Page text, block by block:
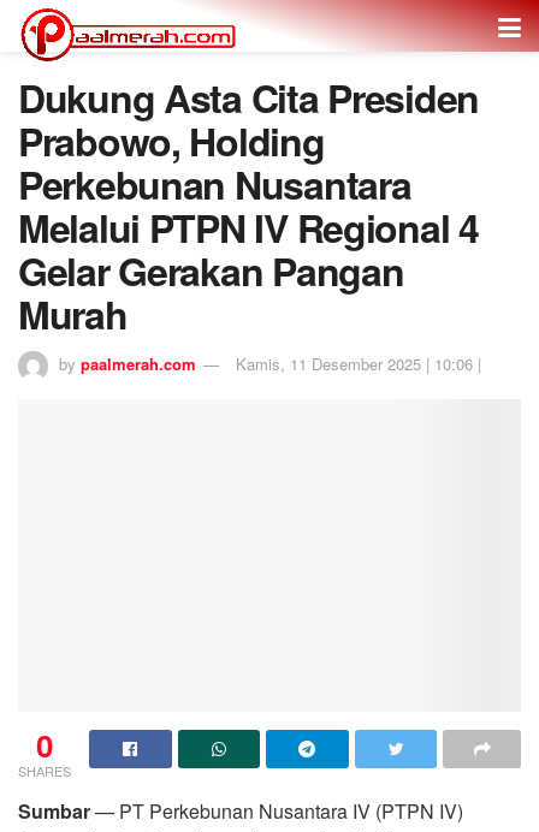
Dukung Asta Cita Presiden
Prabowo, Holding
Perkebunan Nusantara
Melalui PTPN IV Regional 4
Gelar Gerakan Pangan
Murah
by paalmerah.com Kamis, 11 Desember 2025 | 10:06 |
0
SHARES
Sumbar— PT Perkebunan Nusantara IV (PTPN IV)